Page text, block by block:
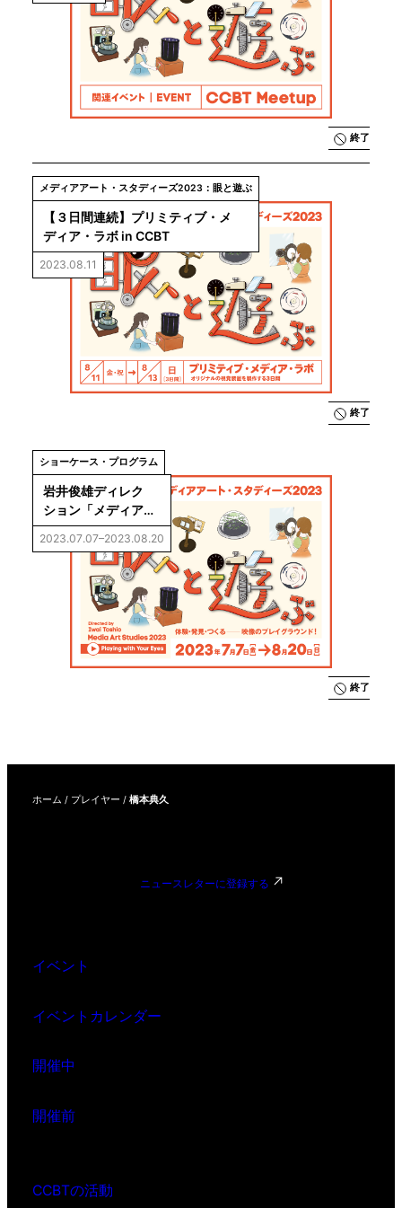
終了
メディアアート・スタディーズ2023：眼と遊ぶ
【３日間連続】プリミティブ・メ
ディア・ラボ in CCBT
2023.08.11
終了
ショーケース・プログラム
岩井俊雄ディレク
ション「メディア
アート・スタディー
ズ 2023 ：眼と遊
2023.07.07–2023.08.20
終了
ホーム / プレイヤー / 橋本典久
ニュースレターに登録する
イベント
イベントカレンダー
開催中
開催前
CCBTの活動